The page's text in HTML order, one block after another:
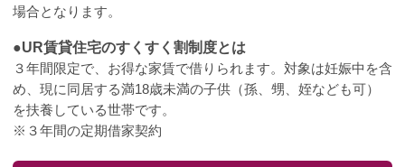
場合となります。
●UR賃貸住宅のすくすく割制度とは
３年間限定で、お得な家賃で借りられます。対象は妊娠中を含
め、現に同居する満18歳未満の子供（孫、甥、姪なども可）
を扶養している世帯です。
※３年間の定期借家契約